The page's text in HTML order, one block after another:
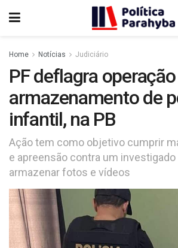
Home Notícias Judiciário
PF deflagra
armazenamento de
infantil, na PB
Ação tem como objetivo cumprir
e apreensão contra um
armazenar fotos e vídeos